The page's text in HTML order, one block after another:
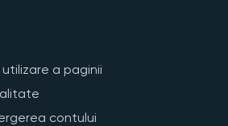
a paginii
contului